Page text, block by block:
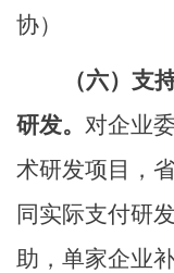
协）
（六） 支
研发。 对企业
术研发项目，
同实际支付研
助，单家企业